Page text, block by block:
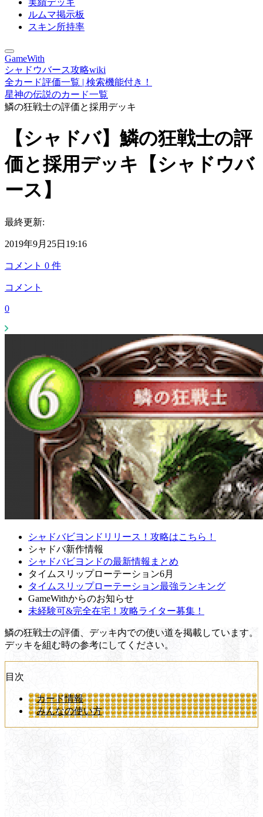
実績デッキ
ルムマ掲示板
スキン所持率
GameWith
シャドウバース攻略wiki
全カード評価一覧 | 検索機能付き！
星神の伝説のカード一覧
鱗の狂戦士の評価と採用デッキ
【シャドバ】鱗の狂戦士の評
価と採用デッキ【シャドウバ
ース】
最終更新:
2019年9月25日19:16
コメント 0 件
コメント
0
シャドバビヨンドリリース！攻略はこちら！
シャドバ新作情報
シャドバビヨンドの最新情報まとめ
タイムスリップローテーション6月
タイムスリップローテーション最強ランキング
GameWithからのお知らせ
未経験可&完全在宅！攻略ライター募集！
鱗の狂戦士の評価、デッキ内での使い道を掲載しています。
デッキを組む時の参考にしてください。
目次
カード情報
みんなの使い方